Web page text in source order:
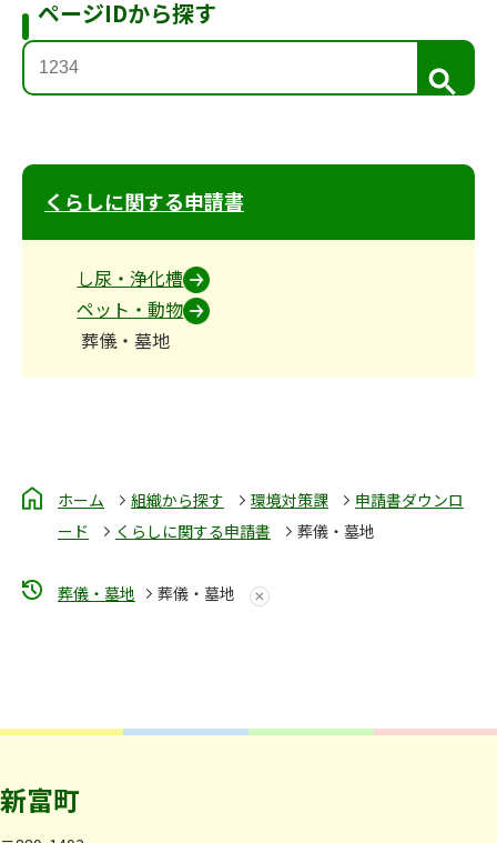
ページIDから探す
検
索
くらしに関する申請書
し尿・浄化槽
ペット・動物
葬儀・墓地
ホーム 組織から探す 環境対策課
申請書ダウンロ
ード
くらしに関する申請書 葬儀・墓地
葬儀・墓地 葬儀・墓地
新富町